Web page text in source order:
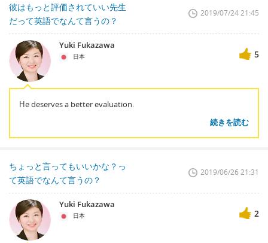
彼はもっと評価されていい先生
だって英語でなんて言うの？
2019/07/24 21:45
Yuki Fukazawa
日本 5
He deserves a better evaluation.
続きを読む
ちょっと言ってもいいかな？っ
て英語でなんて言うの？
2019/06/26 21:31
Yuki Fukazawa
日本 2